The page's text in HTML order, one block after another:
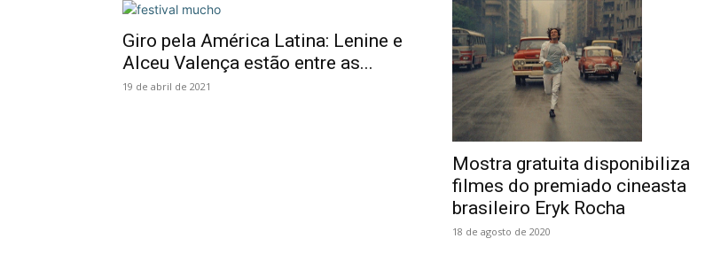
Graça
Giro pela América Latina: Lenine e
Alceu Valença estão entre as...
19 de abril de 2021
Mostra gratuita disponibiliza
filmes do premiado cineasta
brasileiro Eryk Rocha
18 de agosto de 2020